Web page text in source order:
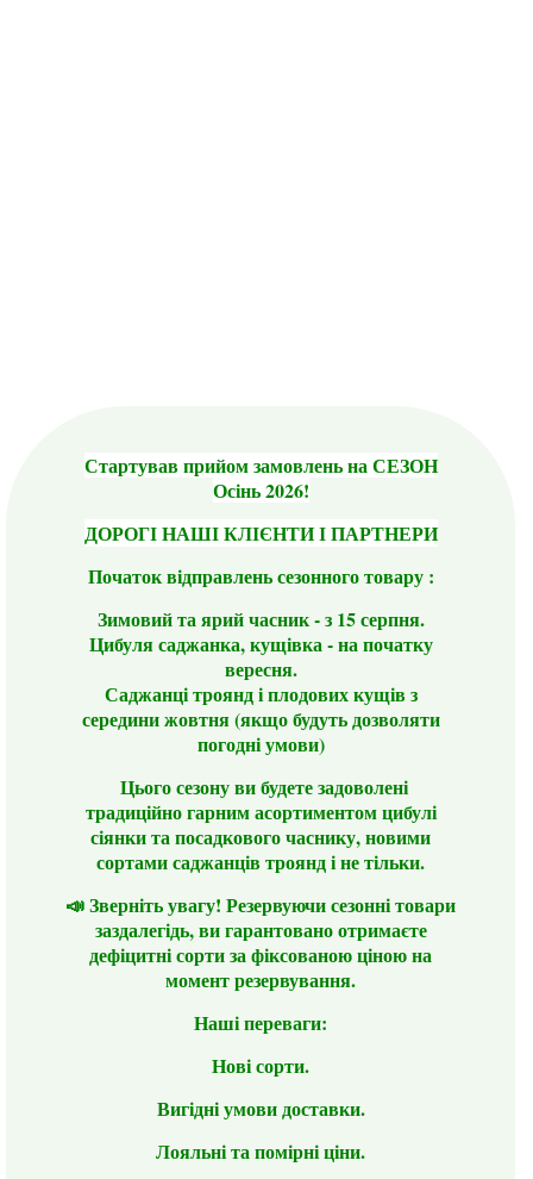
Стартував прийом замовлень на СЕЗОН
Осінь 2026!
ДОРОГІ НАШІ КЛІЄНТИ І ПАРТНЕРИ
Початок відправлень сезонного товару :
Зимовий та ярий часник - з 15 серпня.
Цибуля саджанка, кущівка - на початку
вересня.
Саджанці троянд і плодових кущів з
середини жовтня (якщо будуть дозволяти
погодні умови)
Цього сезону ви будете задоволені
традиційно гарним асортиментом цибулі
сіянки та посадкового часнику, новими
сортами саджанців троянд і не тільки.
📣 Зверніть увагу! Резервуючи сезонні товари
заздалегідь, ви гарантовано отримаєте
дефіцитні сорти за фіксованою ціною на
момент резервування.
Наші переваги:
Нові сорти.
Вигідні умови доставки.
Лояльні та помірні ціни.